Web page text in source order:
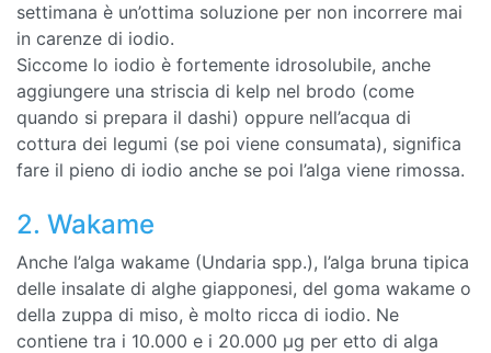
settimana è un’ottima soluzione per non incorrere mai
in carenze di iodio.
Siccome lo iodio è fortemente idrosolubile, anche
aggiungere una striscia di kelp nel brodo (come
quando si prepara il dashi) oppure nell’acqua di
cottura dei legumi (se poi viene consumata), significa
fare il pieno di iodio anche se poi l’alga viene rimossa.
2. Wakame
Anche l’alga wakame (Undaria spp.), l’alga bruna tipica
delle insalate di alghe giapponesi, del goma wakame o
della zuppa di miso, è molto ricca di iodio. Ne
contiene tra i 10.000 e i 20.000 µg per etto di alga